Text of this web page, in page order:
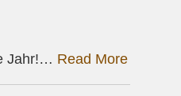
Jahr!… Read More